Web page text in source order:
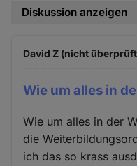
Diskussion anzeigen
David Z (nicht
Wie um alles in
Wie um alles in der
die
ich das so krass